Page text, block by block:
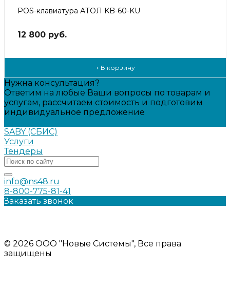
POS-клавиатура АТОЛ KB-60-KU
12 800 руб.
+ В корзину
Нужна консультация?
Ответим на любые Ваши вопросы по товарам и
услугам, рассчитаем стоимость и подготовим
индивидуальное предложение
SABY (СБИС)
Услуги
Тендеры
info@ns48.ru
8-800-775-81-41
Заказать звонок
© 2026 ООО "Новые Системы", Все права
защищены